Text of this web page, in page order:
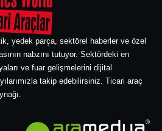
yedek parça, sektörel haberler ve özel
nabzını tutuyor. Sektördeki en
ve fuar gelişmelerini dijital
takip edebilirsiniz. Ticari araç